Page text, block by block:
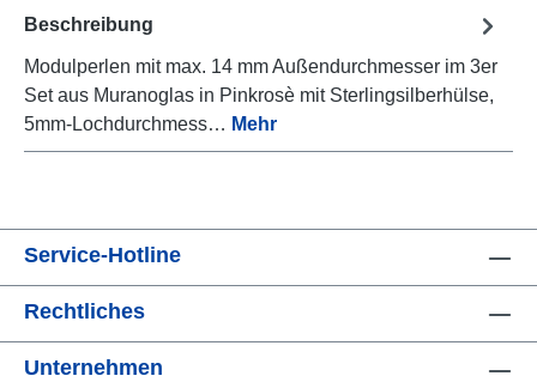
Beschreibung
Modulperlen mit max. 14 mm Außendurchmesser im 3er
Set aus Muranoglas in Pinkrosè mit Sterlingsilberhülse,
5mm-Lochdurchmess… Mehr
Service-Hotline
Rechtliches
Unternehmen